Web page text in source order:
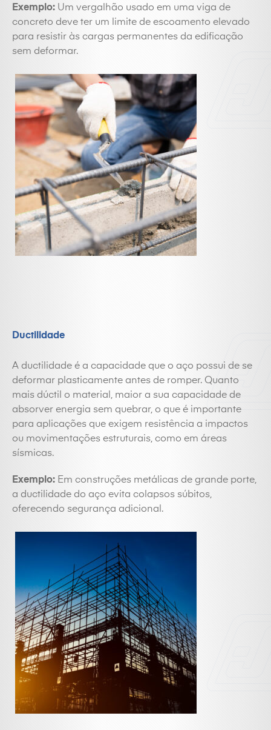
Exemplo: Um vergalhão usado em uma viga de
concreto deve ter um limite de escoamento elevado
para resistir às cargas permanentes da edificação
sem deformar.
Ductilidade
A ductilidade é a capacidade que o aço possui de se
deformar plasticamente antes de romper. Quanto
mais dúctil o material, maior a sua capacidade de
absorver energia sem quebrar, o que é importante
para aplicações que exigem resistência a impactos
ou movimentações estruturais, como em áreas
sísmicas.
Exemplo: Em construções metálicas de grande porte,
a ductilidade do aço evita colapsos súbitos,
oferecendo segurança adicional.